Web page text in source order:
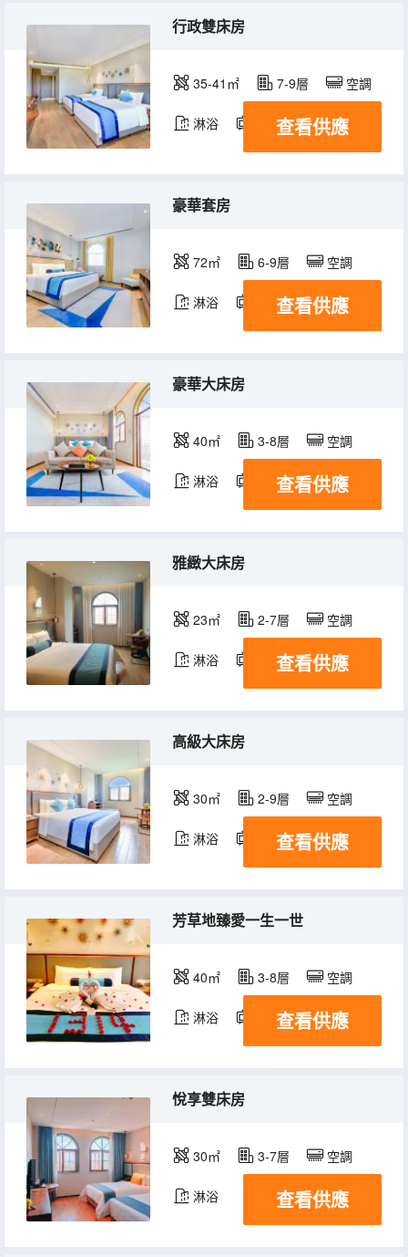
行政雙床房
35-41㎡ 7-9層 空調
淋浴 電視機
查看供應
豪華套房
72㎡ 6-9層 空調
淋浴 電視機 冰箱
查看供應
豪華大床房
40㎡ 3-8層 空調
淋浴 電視機
查看供應
雅緻大床房
23㎡ 2-7層 空調
淋浴 電視機
查看供應
高級大床房
30㎡ 2-9層 空調
淋浴 電視機
查看供應
芳草地臻愛一生一世
40㎡ 3-8層 空調
淋浴 電視機
查看供應
悅享雙床房
30㎡ 3-7層 空調
淋浴 查看供應